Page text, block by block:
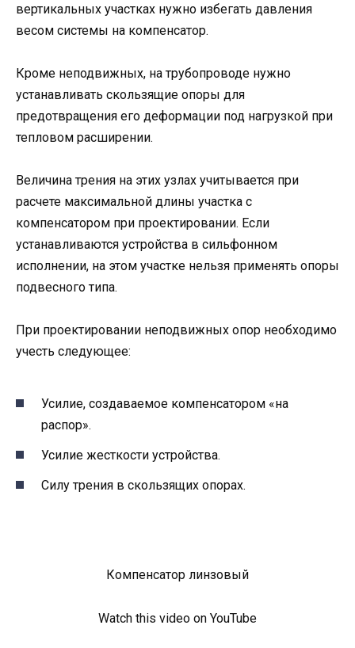
вертикальных участках нужно избегать давления
весом системы на компенсатор.
Кроме неподвижных, на трубопроводе нужно
устанавливать скользящие опоры для
предотвращения его деформации под нагрузкой при
тепловом расширении.
Величина трения на этих узлах учитывается при
расчете максимальной длины участка с
компенсатором при проектировании. Если
устанавливаются устройства в сильфонном
исполнении, на этом участке нельзя применять опоры
подвесного типа.
При проектировании неподвижных опор необходимо
учесть следующее:
Усилие, создаваемое компенсатором «на
распор».
Усилие жесткости устройства.
Силу трения в скользящих опорах.
Компенсатор линзовый
Watch this video on YouTube